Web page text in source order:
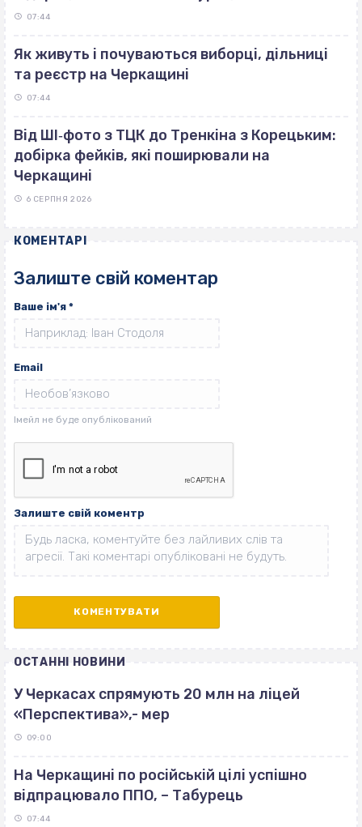
07:44
Як живуть і почуваються виборці, дільниці
та реєстр на Черкащині
07:44
Від ШІ‐фото з ТЦК до Тренкіна з Корецьким:
добірка фейків, які поширювали на
Черкащині
6 СЕРПНЯ 2026
КОМЕНТАРІ
Залиште свій коментар
Ваше ім'я *
Email
Залиште свій коментр
ОСТАННІ НОВИНИ
У Черкасах спрямують 20 млн на ліцей
«Перспектива»,- мер
09:00
На Черкащині по російській цілі успішно
відпрацювало ППО, – Табурець
07:44